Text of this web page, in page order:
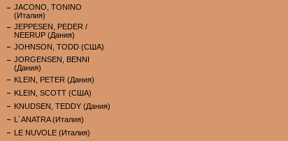
JACONO, TONINO
(Италия)
JEPPESEN, PEDER /
NEERUP (Дания)
JOHNSON, TODD (США)
JORGENSEN, BENNI
(Дания)
KLEIN, PETER (Дания)
KLEIN, SCOTT (США)
KNUDSEN, TEDDY (Дания)
L`ANATRA (Италия)
LE NUVOLE (Италия)